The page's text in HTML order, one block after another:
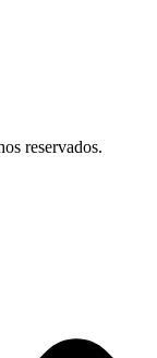
reservados.